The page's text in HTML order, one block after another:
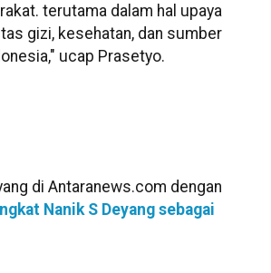
terutama dalam hal upaya
gizi, kesehatan, dan sumber
ucap Prasetyo.
di Antaranews.com dengan
Nanik S Deyang sebagai